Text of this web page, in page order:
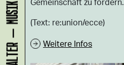
(Text: re:union/ecce)
Weitere Infos